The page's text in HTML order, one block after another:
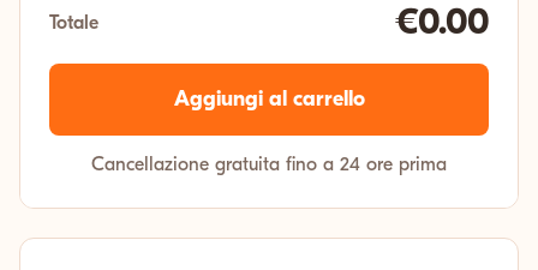
Totale €0.00
Aggiungi al carrello
Cancellazione gratuita fino a 24 ore prima